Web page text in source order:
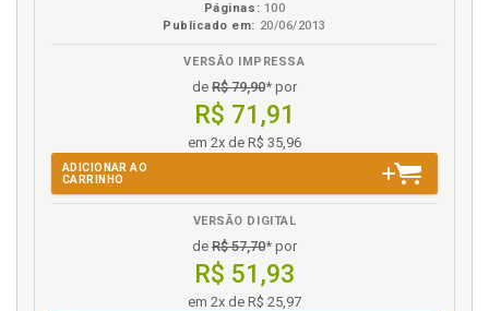
Páginas: 100
Publicado em: 20/06/2013
VERSÃO IMPRESSA
de R$ 79,90* por
R$ 71,91
em 2x de R$ 35,96
ADICIONAR AO
CARRINHO
VERSÃO DIGITAL
de R$ 57,70* por
R$ 51,93
em 2x de R$ 25,97